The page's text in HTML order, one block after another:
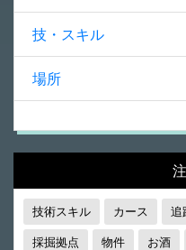
技・スキル
場所
技術スキル カース 追
採掘拠点 物件 お酒